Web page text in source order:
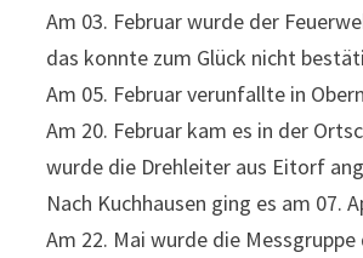
Am 03. Februar wurde der
das konnte zum Glück nicht
Am 05. Februar verunfallte in
Am 20. Februar kam es in der
wurde die Drehleiter aus Eitorf
Nach Kuchhausen ging es am
Am 22. Mai wurde die